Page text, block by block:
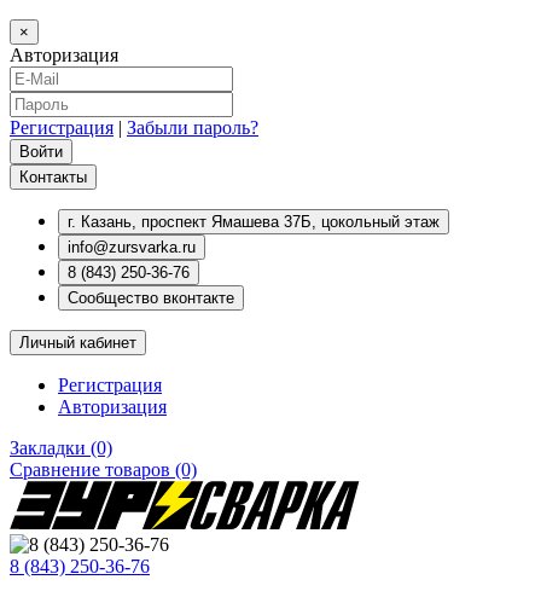
×
Авторизация
Регистрация | Забыли пароль?
Контакты
г. Казань, проспект Ямашева 37Б, цокольный этаж
info@zursvarka.ru
8 (843) 250-36-76
Сообщество вконтакте
Личный кабинет
Регистрация
Авторизация
Закладки (0)
Сравнение товаров (0)
8 (843) 250-36-76